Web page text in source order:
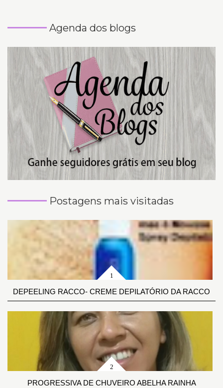
Agenda dos blogs
Postagens mais visitadas
DEPEELING RACCO- CREME DEPILATÓRIO DA RACCO
PROGRESSIVA DE CHUVEIRO ABELHA RAINHA